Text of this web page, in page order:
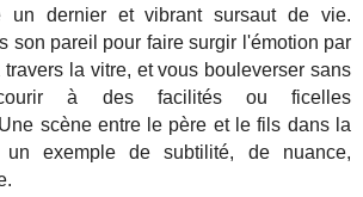
un dernier et vibrant sursaut de vie.
son pareil pour faire surgir l'émotion par
la vitre, et vous bouleverser sans
à des facilités ou ficelles
scène entre le père et le fils dans la
exemple de subtilité, de nuance,